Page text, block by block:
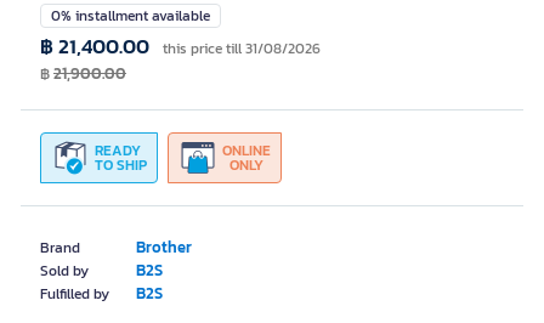
Brand Brother
Sold by B2S
Fulfilled by B2S
0% installment available
READY
TO SHIP
ONLINE
ONLY
฿ 21,400.00 this price till 31/08/2026
฿21,900.00